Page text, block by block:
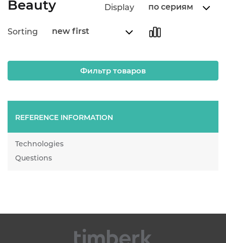
Beauty Display по сериям
Sorting new first
REFERENCE INFORMATION
Technologies
Questions
Фильтр товаров